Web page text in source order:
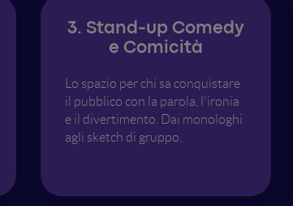
3. Stand-up Comedy
e Comicità
Lo spazio per chi sa conquistare
il pubblico con la parola, l'ironia
e il divertimento. Dai monologhi
agli sketch di gruppo.